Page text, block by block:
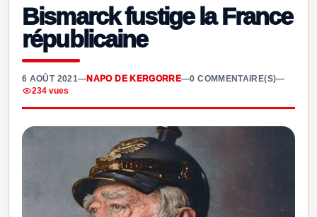
Bismarck fustige la France
républicaine
6 AOÛT 2021—NAPO DE KERGORRE—0 COMMENTAIRE(S)—
234 vues